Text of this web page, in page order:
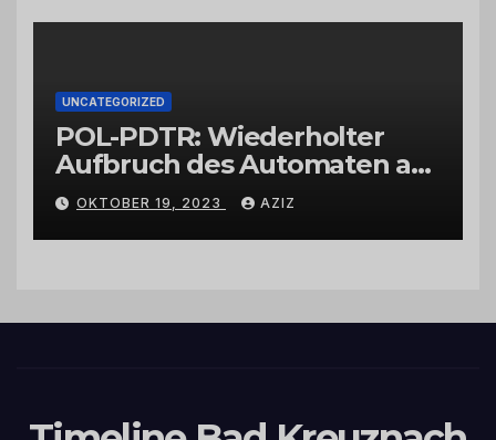
UNCATEGORIZED
POL-PDTR: Wiederholter
Aufbruch des Automaten am
Wohnmobilstellplatz in
Hermeskeil am Labachweg
OKTOBER 19, 2023 AZIZ